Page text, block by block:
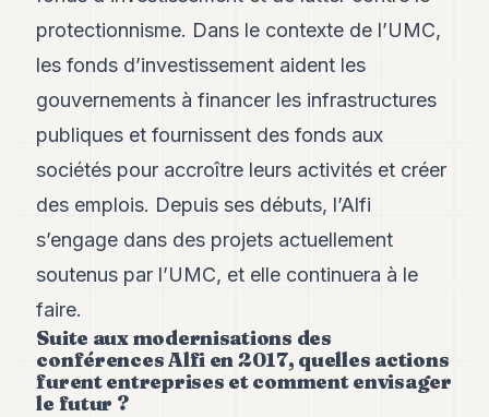
protectionnisme. Dans le contexte de l’UMC,
les fonds d’investissement aident les
gouvernements à financer les infrastructures
publiques et fournissent des fonds aux
sociétés pour accroître leurs activités et créer
des emplois. Depuis ses débuts, l’Alfi
s’engage dans des projets actuellement
soutenus par l’UMC, et elle continuera à le
faire.
Suite aux modernisations des
conférences Alfi en 2017, quelles actions
furent entreprises et comment envisager
le futur ?